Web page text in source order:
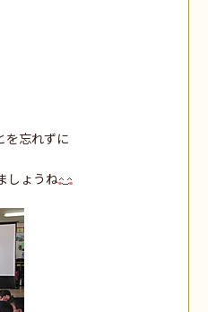
を忘れずに
しょうね